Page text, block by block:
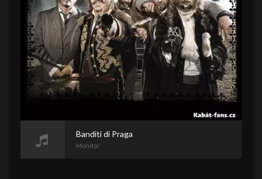
Banditi di Praga
Monitor